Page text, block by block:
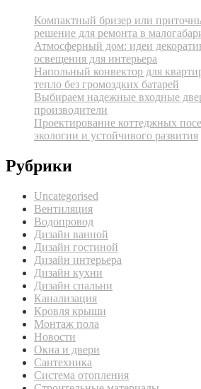
Компактный бризер или
решение для ремонта в
Атмосферный дом: идеи
освещения для интерьера
Напольный конвектор для
тепло без громоздких батарей
Выбираем надежные входные
производители
Проектирование коттеджных
экологии и устойчивого развития
Рубрики
Uncategorised
Вентиляция
Водопровод
Дизайн ванной
Дизайн гостиной
Дизайн интерьера
Дизайн кухни
Дизайн спальни
Канализация
Кровля крыши
Монтаж пола
Новости
Окна и двери
Сантехника
Система отопления